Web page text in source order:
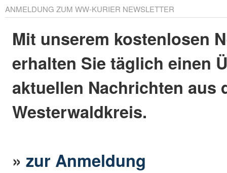
ANMELDUNG ZUM WW-KURIER NEWSLETTER
Mit unserem kostenlosen
erhalten Sie täglich einen
aktuellen Nachrichten aus
Westerwaldkreis.
»zur Anmeldung